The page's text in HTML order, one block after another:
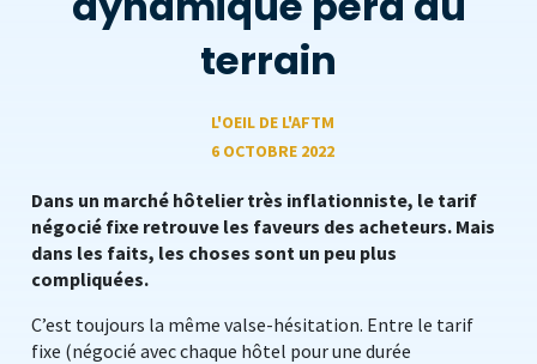
terrain
L'OEIL DE L'AFTM
6 OCTOBRE 2022
Dans un marché hôtelier très inflationniste, le tarif
négocié fixe retrouve les faveurs des acheteurs. Mais
dans les faits, les choses sont un peu plus
compliquées.
C’est toujours la même valse-hésitation. Entre le tarif
fixe (négocié avec chaque hôtel pour une durée